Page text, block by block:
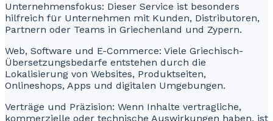
Unternehmensfokus: Dieser Service ist besonders
hilfreich für Unternehmen mit Kunden, Distributoren,
Partnern oder Teams in Griechenland und Zypern.
Web, Software und E-Commerce: Viele Griechisch-
Übersetzungsbedarfe entstehen durch die
Lokalisierung von Websites, Produktseiten,
Onlineshops, Apps und digitalen Umgebungen.
Verträge und Präzision: Wenn Inhalte vertragliche,
kommerzielle oder technische Auswirkungen haben, ist